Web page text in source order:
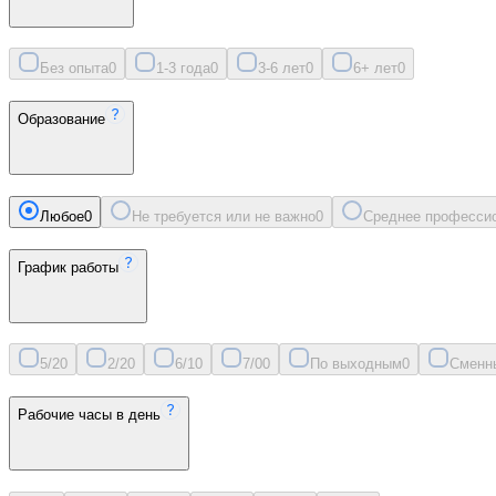
Без опыта0 1-3 года0 3-6 лет0 6+ лет0
Образование
Любое0 Не требуется или не важно0 Среднее
График работы
5/20 2/20 6/10 7/00 По выходным0
Рабочие часы в день